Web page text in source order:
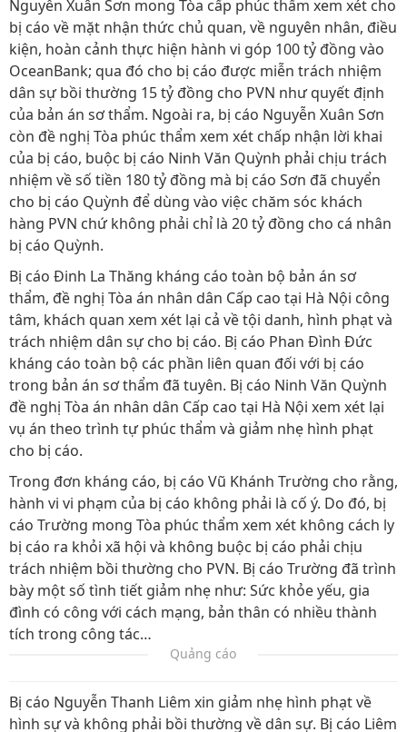
Nguyễn Xuân Sơn mong Tòa cấp phúc thẩm xem xét cho
bị cáo về mặt nhận thức chủ quan, về nguyên nhân, điều
kiện, hoàn cảnh thực hiện hành vi góp 100 tỷ đồng vào
OceanBank; qua đó cho bị cáo được miễn trách nhiệm
dân sự bồi thường 15 tỷ đồng cho PVN như quyết định
của bản án sơ thẩm. Ngoài ra, bị cáo Nguyễn Xuân Sơn
còn đề nghị Tòa phúc thẩm xem xét chấp nhận lời khai
của bị cáo, buộc bị cáo Ninh Văn Quỳnh phải chịu trách
nhiệm về số tiền 180 tỷ đồng mà bị cáo Sơn đã chuyển
cho bị cáo Quỳnh để dùng vào việc chăm sóc khách
hàng PVN chứ không phải chỉ là 20 tỷ đồng cho cá nhân
bị cáo Quỳnh.
Bị cáo Đinh La Thăng kháng cáo toàn bộ bản án sơ
thẩm, đề nghị Tòa án nhân dân Cấp cao tại Hà Nội công
tâm, khách quan xem xét lại cả về tội danh, hình phạt và
trách nhiệm dân sự cho bị cáo. Bị cáo Phan Đình Đức
kháng cáo toàn bộ các phần liên quan đối với bị cáo
trong bản án sơ thẩm đã tuyên. Bị cáo Ninh Văn Quỳnh
đề nghị Tòa án nhân dân Cấp cao tại Hà Nội xem xét lại
vụ án theo trình tự phúc thẩm và giảm nhẹ hình phạt
cho bị cáo.
Trong đơn kháng cáo, bị cáo Vũ Khánh Trường cho rằng,
hành vi vi phạm của bị cáo không phải là cố ý. Do đó, bị
cáo Trường mong Tòa phúc thẩm xem xét không cách ly
bị cáo ra khỏi xã hội và không buộc bị cáo phải chịu
trách nhiệm bồi thường cho PVN. Bị cáo Trường đã trình
bày một số tình tiết giảm nhẹ như: Sức khỏe yếu, gia
đình có công với cách mạng, bản thân có nhiều thành
tích trong công tác…
Quảng cáo
Bị cáo Nguyễn Thanh Liêm xin giảm nhẹ hình phạt về
hình sự và không phải bồi thường về dân sự. Bị cáo Liêm